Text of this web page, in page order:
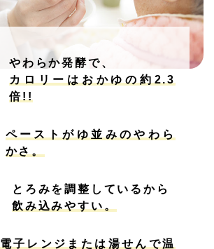
やわらか発酵で、
カロリーはおかゆの約2.3
倍!!
ペーストがゆ並みのやわら
かさ。
とろみを調整しているから
飲み込みやすい。
電子レンジまたは湯せんで温